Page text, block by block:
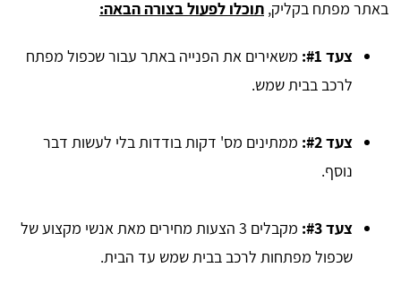
באתר מפתח בקליק, תוכלו לפעול בצורה הבאה:
צעד #1:
משאירים את הפנייה באתר עבור שכפול מפתח
לרכב בבית שמש.
צעד #2:
ממתינים מס' דקות בודדות בלי לעשות דבר
נוסף.
צעד #3:
מקבלים 3 הצעות מחירים מאת אנשי מקצוע של
שכפול מפתחות לרכב בבית שמש עד הבית.